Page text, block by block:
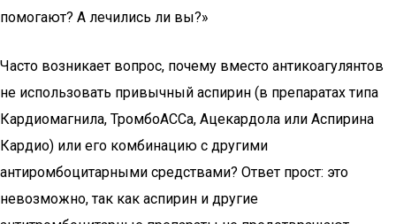
помогают? А лечились ли вы?»
Часто возникает вопрос, почему вместо антикоагулянтов
не использовать привычный аспирин (в препаратах типа
Кардиомагнила, ТромбоАССа, Ацекардола или Аспирина
Кардио) или его комбинацию с другими
антиромбоцитарными средствами? Ответ прост: это
невозможно, так как аспирин и другие